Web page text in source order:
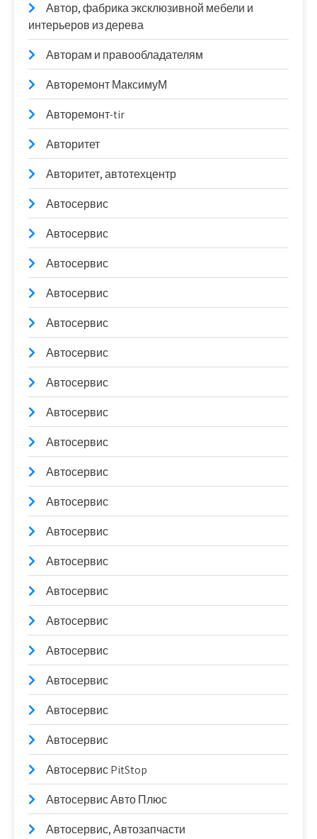
Автор, фабрика эксклюзивной мебели и
интерьеров из дерева
Авторам и правообладателям
Авторемонт МаксимуМ
Авторемонт-tir
Авторитет
Авторитет, автотехцентр
Автосервис
Автосервис
Автосервис
Автосервис
Автосервис
Автосервис
Автосервис
Автосервис
Автосервис
Автосервис
Автосервис
Автосервис
Автосервис
Автосервис
Автосервис
Автосервис
Автосервис
Автосервис
Автосервис
Автосервис PitStop
Автосервис Авто Плюс
Автосервис, Автозапчасти